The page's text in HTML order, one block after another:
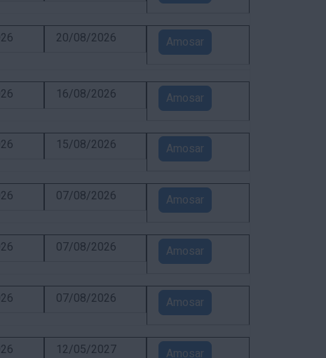
20/08/2026 Amosar
16/08/2026 Amosar
15/08/2026 Amosar
07/08/2026 Amosar
07/08/2026 Amosar
07/08/2026 Amosar
12/05/2027 Amosar